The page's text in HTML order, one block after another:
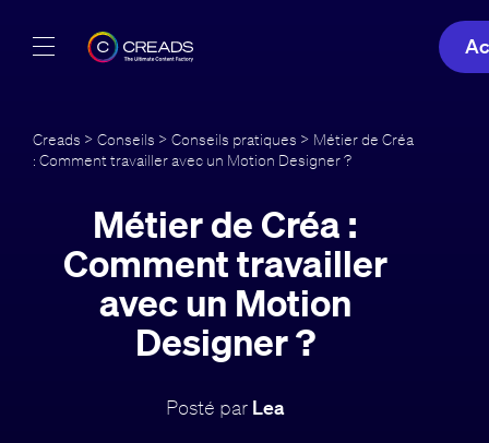
Offres
À propos
Guide
Creads > Conseils > Conseils pratiques > Métier de Créa
: Comment travailler avec un Motion Designer ?
Métier de Créa :
Comment travailler
avec un Motion
Designer ?
Posté par Lea